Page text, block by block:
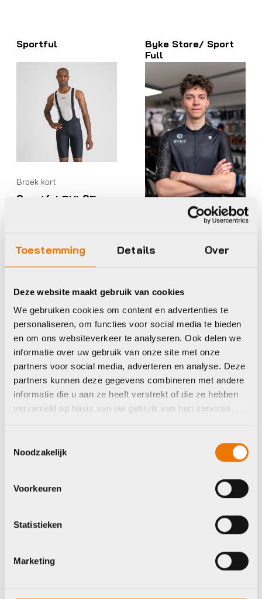
Toestemming Details Over
Deze website maakt gebruik van cookies
We gebruiken cookies om content en advertenties te
personaliseren, om functies voor social media te bieden
en om ons websiteverkeer te analyseren. Ook delen we
informatie over uw gebruik van onze site met onze
partners voor social media, adverteren en analyse. Deze
partners kunnen deze gegevens combineren met andere
informatie die u aan ze heeft verstrekt of die ze hebben
verzameld op basis van uw gebruik van hun services.
Noodzakelijk
Voorkeuren
Statistieken
Marketing
Sportful
Broek kort
Sportful PULSE
Op voorraad in winkel
Byke Store/ Sport
Full
Shirt korte mouw
Full STARLIGHT
Op voorraad in winkel
Byke Store/ Sport
Full
Full STARLIGHT
Byke Store/ Sport
Full
Byke Store/ Sport
Full STARLIGHT